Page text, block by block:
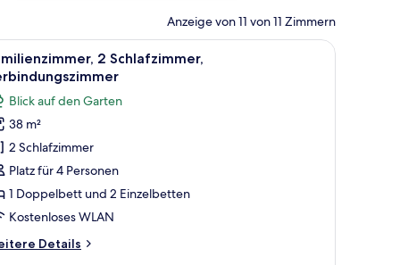
Anzeige von 11 von 11 Zimmern
Klimaanlage.
zwei Nachttischen, einem Wandbild und einem durchgegangenen Tür
Ein Schlafzimmer mit einem großen Bett,
6
2 Schlafzimmer,
Blick auf den Garten
38 m²
2 Schlafzimmer
Platz für 4 Personen
1 Doppelbett und 2 Einzelbetten
Kostenloses WLAN
Details